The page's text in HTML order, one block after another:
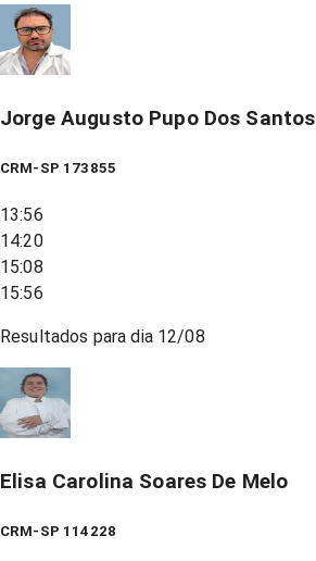
Jorge Augusto Pupo Dos Santos
CRM-SP 173855
13:56
14:20
15:08
15:56
Resultados para dia 12/08
Elisa Carolina Soares De Melo
CRM-SP 114228